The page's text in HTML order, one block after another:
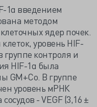
1α введением
методом
ядер почек.
уровень HIF-
группе контроля и
HIF-1α была
GM+Co. В группе
уровень мРНК
- VEGF (3,16 ±